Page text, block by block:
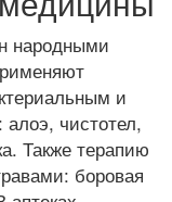
народными
и
чистотел,
Также терапию
боровая